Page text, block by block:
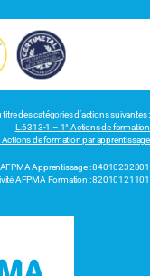
des catégories d’actions suivantes :
L.6313-1 – 1° Actions de formation
de formation par apprentissage
AFPMA Apprentissage : 84010232801
AFPMA Formation : 82010121101